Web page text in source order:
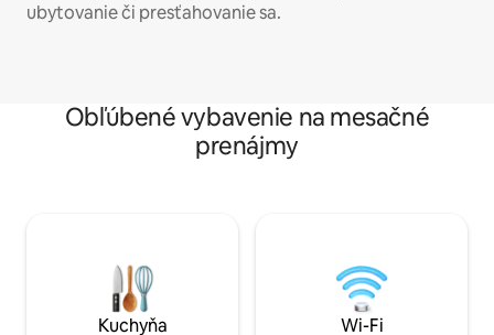
ubytovanie či presťahovanie sa.
Obľúbené vybavenie na mesačné
prenájmy
Kuchyňa Wi-Fi